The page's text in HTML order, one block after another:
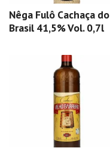
Nêga Fulô Cachaça do
Brasil 41,5% Vol. 0,7l